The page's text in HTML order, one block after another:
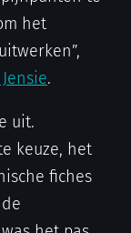
het
.
uit.
keuze, het
fiches